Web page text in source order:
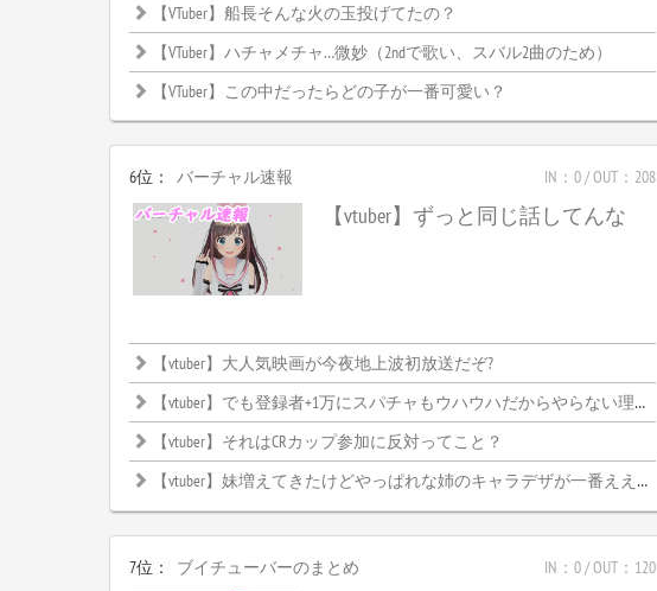
【VTuber】船長そんな火の玉投げてたの？
【VTuber】ハチャメチャ…微妙（2ndで歌い、スバル2曲のため）
【VTuber】この中だったらどの子が一番可愛い？
6位： バーチャル速報 IN：0 / OUT：208
【vtuber】ずっと同じ話してんな
【vtuber】大人気映画が今夜地上波初放送だぞ?
【vtuber】でも登録者+1万にスパチャもウハウハだからやらない理由がないんだわ・・・
【vtuber】それはCRカップ参加に反対ってこと？
【vtuber】妹増えてきたけどやっぱれな姉のキャラデザが一番ええな
7位： ブイチューバーのまとめ IN：0 / OUT：120